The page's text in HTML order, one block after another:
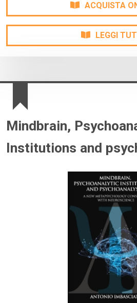
ACQUISTA
LEGGI
Mindbrain,
Institutions and